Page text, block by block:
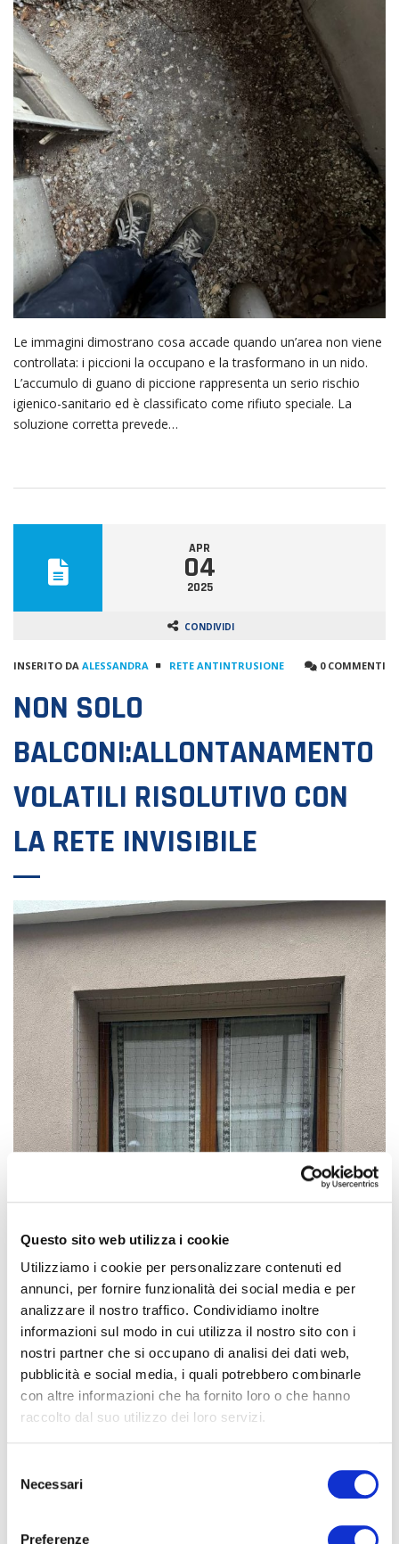
Questo sito web utilizza i cookie
Utilizziamo i cookie per personalizzare contenuti ed
annunci, per fornire funzionalità dei social media e per
analizzare il nostro traffico. Condividiamo inoltre
informazioni sul modo in cui utilizza il nostro sito con i
nostri partner che si occupano di analisi dei dati web,
pubblicità e social media, i quali potrebbero combinarle
con altre informazioni che ha fornito loro o che hanno
raccolto dal suo utilizzo dei loro servizi.
Necessari
Preferenze
Le immagini dimostrano cosa accade quando un’area non viene
controllata: i piccioni la occupano e la trasformano in un nido.
L’accumulo di guano di piccione rappresenta un serio rischio
igienico-sanitario ed è classificato come rifiuto speciale. La
soluzione corretta prevede…
APR
04
2025
CONDIVIDI
INSERITO DA ALESSANDRA RETE ANTINTRUSIONE 0 COMMENTI
NON SOLO
BALCONI:ALLONTANAMENTO
VOLATILI RISOLUTIVO CON
LA RETE INVISIBILE
Nei nostri post vi mostriamo frequentemente i servizi
possono essere protette dallo stazionamento di piccioni. Come